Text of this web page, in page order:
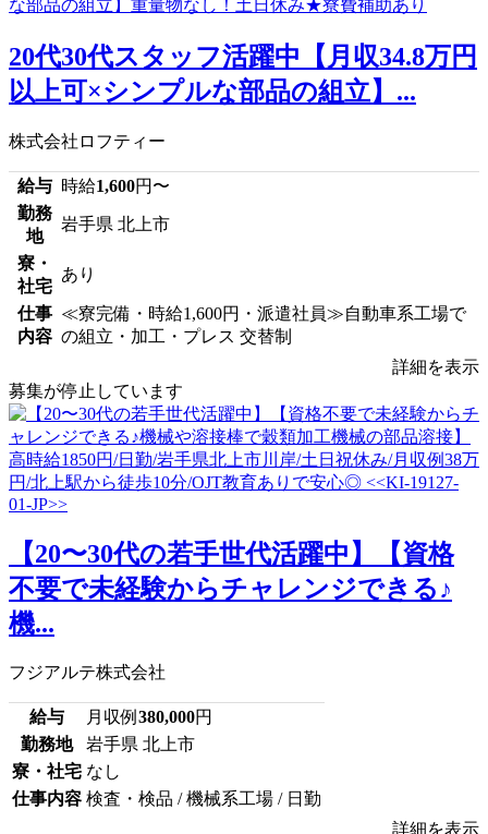
20代30代スタッフ活躍中【月収34.8万円
以上可×シンプルな部品の組立】...
株式会社ロフティー
給与 時給1,600円〜
勤務
地
岩手県 北上市
寮・
社宅
あり
仕事
内容
≪寮完備・時給1,600円・派遣社員≫自動車系工場で
の組立・加工・プレス 交替制
詳細を表示
募集が停止しています
【20〜30代の若手世代活躍中】【資格
不要で未経験からチャレンジできる♪
機...
フジアルテ株式会社
給与 月収例 380,000円
勤務地
岩手県 北上市
寮・社宅 なし
仕事内容 検査・検品 / 機械系工場 / 日勤
詳細を表示